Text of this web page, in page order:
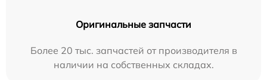
Оригинальные запчасти
Более 20 тыс. запчастей от производителя в
наличии на собственных складах.